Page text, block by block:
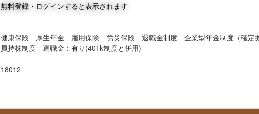
無料登録・ログインすると表示されます
健康保険 厚生年金 雇用保険 労災保険 退職金制度 企業型年金制度（確定
員持株制度 退職金：有り(401k制度と併用)
18012